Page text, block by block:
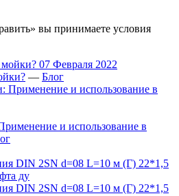
вы принимаете условия
07 Февраля 2022
— Блог
и использование в